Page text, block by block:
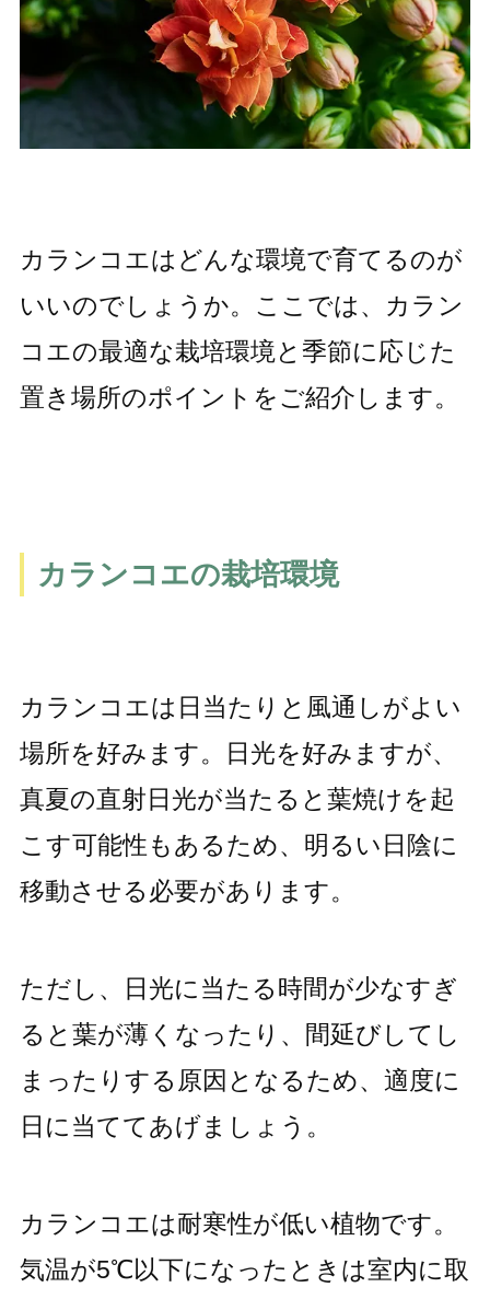
カランコエはどんな環境で育てるのが
いいのでしょうか。ここでは、カラン
コエの最適な栽培環境と季節に応じた
置き場所のポイントをご紹介します。
カランコエの栽培環境
カランコエは日当たりと風通しがよい
場所を好みます。日光を好みますが、
真夏の直射日光が当たると葉焼けを起
こす可能性もあるため、明るい日陰に
移動させる必要があります。
ただし、日光に当たる時間が少なすぎ
ると葉が薄くなったり、間延びしてし
まったりする原因となるため、適度に
日に当ててあげましょう。
カランコエは耐寒性が低い植物です。
気温が5℃以下になったときは室内に取